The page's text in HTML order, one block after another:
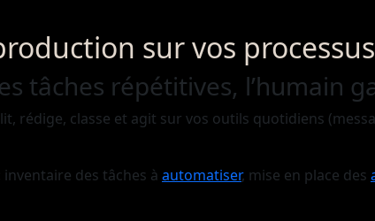
sur vos
tâches répétitives, l’humain
rédige, classe et agit sur vos outils quotidiens
des tâches à automatiser, mise en place des